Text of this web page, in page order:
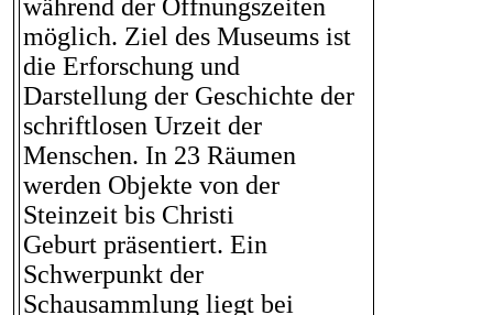
während der Öffnungszeiten
möglich. Ziel des Museums ist
die Erforschung und
Darstellung der Geschichte der
schriftlosen Urzeit der
Menschen. In 23 Räumen
werden Objekte von der
Steinzeit bis Christi
Geburt präsentiert. Ein
Schwerpunkt der
Schausammlung liegt bei